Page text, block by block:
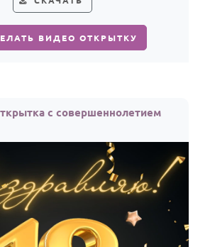
ВИДЕО ОТКРЫТКУ
с совершеннолетием